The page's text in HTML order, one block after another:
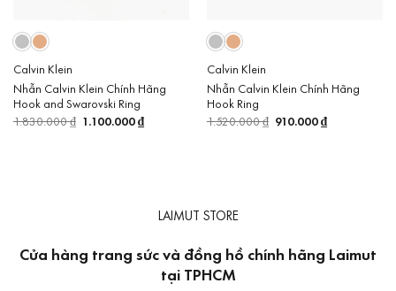
Calvin Klein
Nhẫn Calvin Klein Chính Hãng
Hook and Swarovski Ring
1.830.000₫ Giá
1.100.000₫Giá
hiện
Calvin Klein
Nhẫn Calvin Klein Chính Hãng
Hook Ring
1.520.000₫ Giá
gốc
910.000₫Giá
hiện
LAIMUT STORE
Cửa hàng trang sức và đồng hồ chính hãng Laimut
tại TPHCM